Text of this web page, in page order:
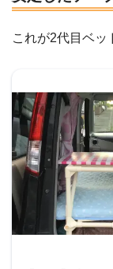
これが2代目ベッ